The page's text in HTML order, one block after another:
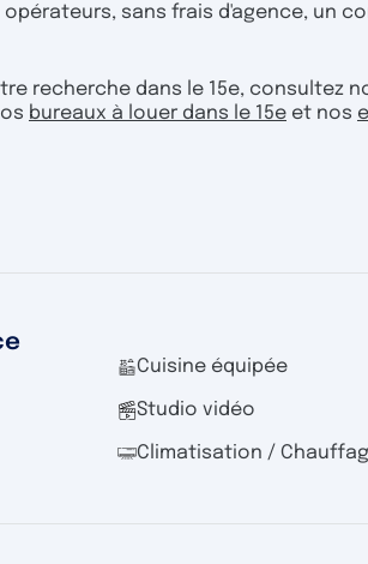
opérateurs, sans frais d'agence, un
recherche dans le 15e, consultez
bureaux à louer dans le 15e et nos
Cuisine équipée
Studio vidéo
Climatisation /